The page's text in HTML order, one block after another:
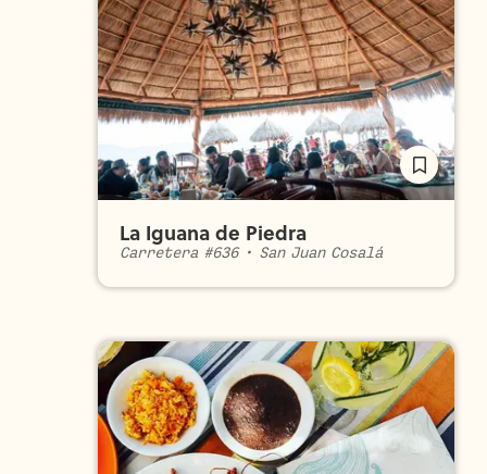
La Iguana de Piedra
Carretera #636• San Juan Cosalá